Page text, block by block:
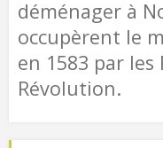
déménager à
occupèrent le
en 1583 par
Révolution.